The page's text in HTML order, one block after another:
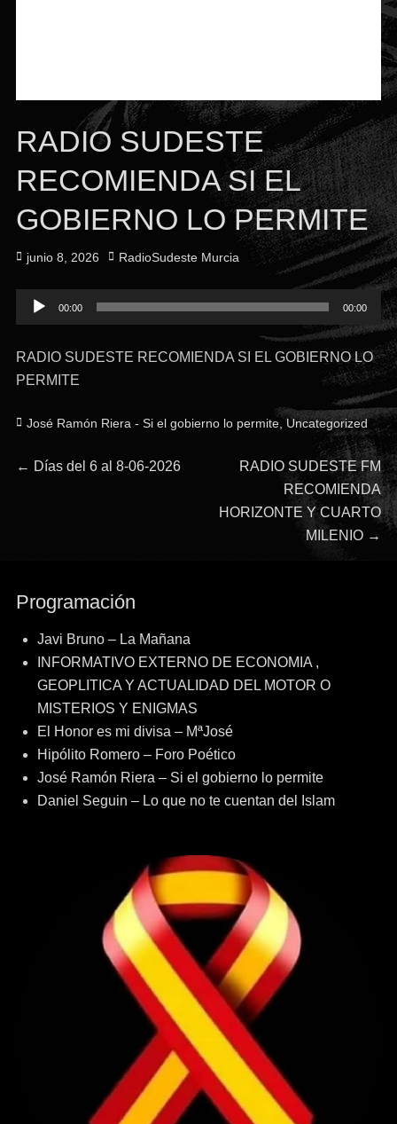
RADIO SUDESTE
RECOMIENDA SI EL
GOBIERNO LO PERMITE
Publicado
junio 8, 2026 Autor
RadioSudeste Murcia
Reproductor
de
00:00 00:00
RADIO SUDESTE RECOMIENDA SI EL GOBIERNO LO
PERMITE
Categorías
José Ramón Riera - Si el gobierno lo permite,Uncategorized
Navegación
← Entrada
Días del 6 al 8-06-2026
Entrada
siguiente:
RADIO SUDESTE FM
RECOMIENDA
HORIZONTE Y CUARTO
MILENIO →
Programación
Javi Bruno – La Mañana
INFORMATIVO EXTERNO DE ECONOMIA ,
GEOPLITICA Y ACTUALIDAD DEL MOTOR O
MISTERIOS Y ENIGMAS
El Honor es mi divisa – MªJosé
Hipólito Romero – Foro Poético
José Ramón Riera – Si el gobierno lo permite
Daniel Seguin – Lo que no te cuentan del Islam